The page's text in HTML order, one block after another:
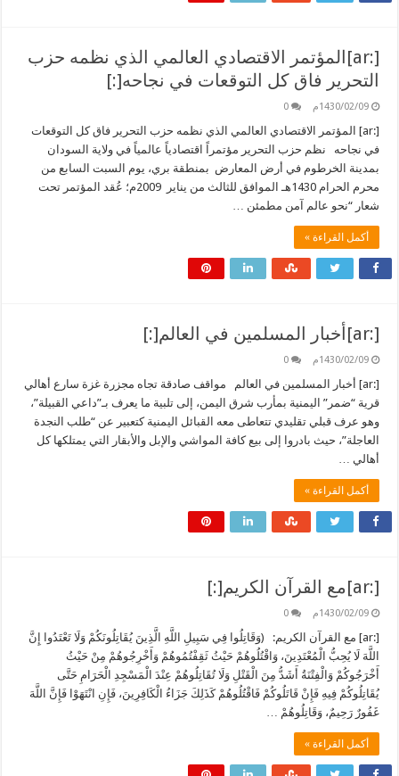
[:ar]المؤتمر الاقتصادي العالمي الذي نظمه حزب
التحرير فاق كل التوقعات في نجاحه[:]
1430/02/09م 0
[:ar] المؤتمر الاقتصادي العالمي الذي نظمه حزب التحرير فاق كل التوقعات
في نجاحه نظم حزب التحرير مؤتمراً اقتصادياً عالمياً في ولاية السودان
بمدينة الخرطوم في أرض المعارض بمنطقة بري، يوم السبت السابع من
محرم الحرام 1430هـ الموافق للثالث من يناير 2009م؛ عُقد المؤتمر تحت
شعار “نحو عالم آمن مطمئن …
أكمل القراءة »
[:ar]أخبار المسلمين في العالم[:]
1430/02/09م 0
[:ar] أخبار المسلمين في العالم مواقف صادقة تجاه مجزرة غزة سارع أهالي
قرية “ضمر” اليمنية بمأرب شرق اليمن، إلى تلبية ما يعرف بـ”داعي القبيلة”،
وهو عرف قبلي تقليدي تتعاطى معه القبائل اليمنية كتعبير عن “طلب النجدة
العاجلة”، حيث بادروا إلى بيع كافة المواشي والإبل والأبقار التي يمتلكها كل
أهالي …
أكمل القراءة »
[:ar]مع القرآن الكريم[:]
1430/02/09م 0
[:ar] مع القرآن الكريم: (وَقَاتِلُوا فِي سَبِيلِ اللَّهِ الَّذِينَ يُقَاتِلُونَكُمْ وَلَا تَعْتَدُوا إِنَّ
اللَّهَ لَا يُحِبُّ الْمُعْتَدِينَ، وَاقْتُلُوهُمْ حَيْثُ ثَقِفْتُمُوهُمْ وَأَخْرِجُوهُمْ مِنْ حَيْثُ
أَخْرَجُوكُمْ وَالْفِتْنَةُ أَشَدُّ مِنَ الْقَتْلِ وَلَا تُقَاتِلُوهُمْ عِنْدَ الْمَسْجِدِ الْحَرَامِ حَتَّى
يُقَاتِلُوكُمْ فِيهِ فَإِنْ قَاتَلُوكُمْ فَاقْتُلُوهُمْ كَذَلِكَ جَزَاءُ الْكَافِرِينَ، فَإِنِ انْتَهَوْا فَإِنَّ اللَّهَ
غَفُورٌ رَحِيمٌ، وَقَاتِلُوهُمْ …
أكمل القراءة »